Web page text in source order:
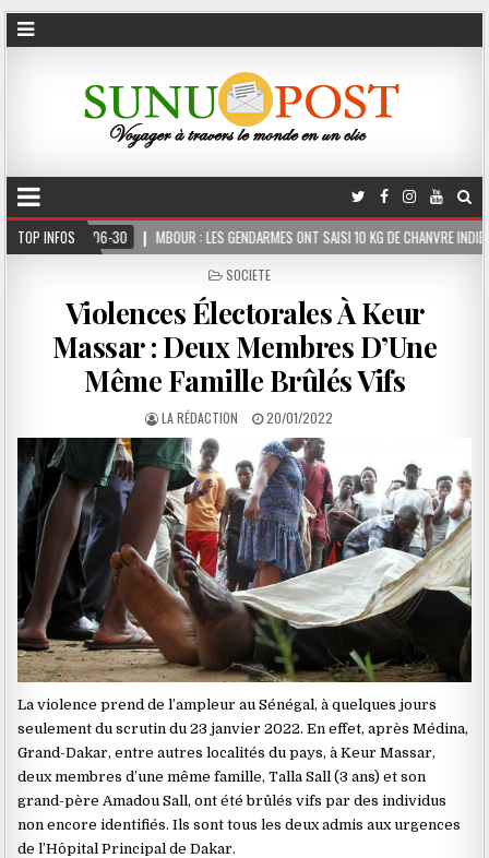
TOP INFOS
: LES GENDARMES ONT SAISI 10 KG DE CHANVRE INDIEN DISSIMULÉS DANS LE
POSTED
SOCIETE
Violences Électorales À Keur
Massar : Deux Membres D’Une
Même Famille Brûlés Vifs
LA RÉDACTION 20/01/2022
La violence prend de l’ampleur au Sénégal, à quelques jours
seulement du scrutin du 23 janvier 2022. En effet, après Médina,
Grand-Dakar, entre autres localités du pays, à Keur Massar,
deux membres d’une même famille, Talla Sall (3 ans) et son
grand-père Amadou Sall, ont été brûlés vifs par des individus
non encore identifiés. Ils sont tous les deux admis aux urgences
de l’Hôpital Principal de Dakar.